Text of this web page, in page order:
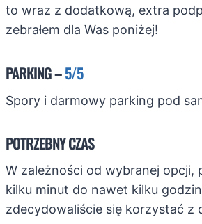
to wraz z dodatkową, extra
zebrałem dla Was poniżej!
PARKING –5/5
Spory i darmowy parking pod
POTRZEBNY CZAS
W zależności od wybranej opcji,
kilku minut do nawet kilku
zdecydowaliście się korzystać z